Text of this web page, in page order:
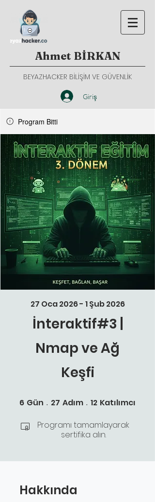
Ahmet BİRKAN
BEYAZHACKER BİLİŞİM VE GÜVENLİK
Giriş
Program Bitti
İnteraktif#3 |
Nmap ve Ağ
Keşfi
27 Oca 2026 - 1 Şub 2026
6 Gün 6 Gün
27 Adım 27 Adım
12 Katılımcı
Programı tamamlayarak
sertifika alın.
Hakkında